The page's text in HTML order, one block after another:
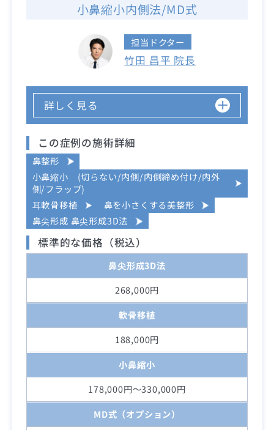
小鼻縮小内側法/MD式
担当ドクター
竹田 昌平 院長
詳しく見る
この症例の施術詳細
鼻整形
小鼻縮小 (切らない/内側/内側締め付け/内外
側/フラップ)
耳軟骨移植
鼻を小さくする美整形
鼻尖形成 鼻尖形成3D法
標準的な価格（税込）
鼻尖形成3D法
268,000円
軟骨移植
188,000円
小鼻縮小
178,000円～330,000円
MD式（オプション）